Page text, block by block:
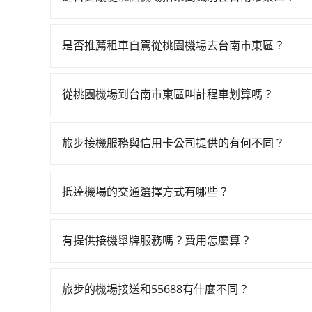
天最多有58班次高鐵可搭乘。假設從桃園機場 (桃
搭上小黃後約花24分鐘、車費300元後，抵達台
費，所以對於不是這麼趕時間的人來說，預約
是否推薦租車自駕從桃園機場去台南市東區？
天就要來回，那在桃園路邊可隨租隨借的iRent應
估進去，但額外的汽車保險與可能的罰單都需自
理，每一次租車都好像在開樂透一樣。另外，偶
遇到下雨天或者載行李時，就顯得非常不便。
從桃園機場到台南市東區叫計程車划算嗎？
到車，也可考慮打電話至桃園機場附近的計程車
雙北市的20倍。綜合以上，無論在價格或服務品
旅步接機服務與信用卡公司提供的有何不同？
提供更多的彈性和客製化選擇，我們會根據您的
抵達機場的交通選擇方式有哪些？
軌系統，這是一種快捷和經濟實惠的交通方式。
價格，避免爭議。 4. 預約機場接送：可以提前預
有提供接機舉牌服務嗎？費用怎麼算？
時段(22:00-06:59)，費用則為300元/人。
旅步的機場接送和55688有什麼不同？